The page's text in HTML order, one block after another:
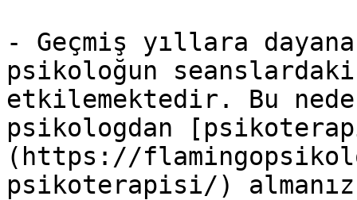
- Geçmiş yıllara
psikoloğun
etkilemektedir. Bu
psikologdan
(https://
psikoterapisi/)